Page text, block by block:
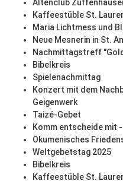
Altenclub
Kaffeestüble St.
Maria Lichtmess und
Neue Mesnerin in St.
Nachmittagstreff
Bibelkreis
Spielenachmittag
Konzert mit dem
Geigenwerk
Taizé-Gebet
Komm entscheide mit -
Ökumenisches
Weltgebetstag 2025
Bibelkreis
Kaffeestüble St.